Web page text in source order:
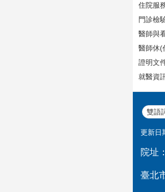
住院服
門診檢
醫師與
醫師休(
證明文
就醫資
雙語
更新日
院址
臺北